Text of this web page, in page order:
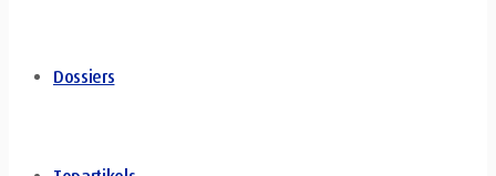
Dossiers